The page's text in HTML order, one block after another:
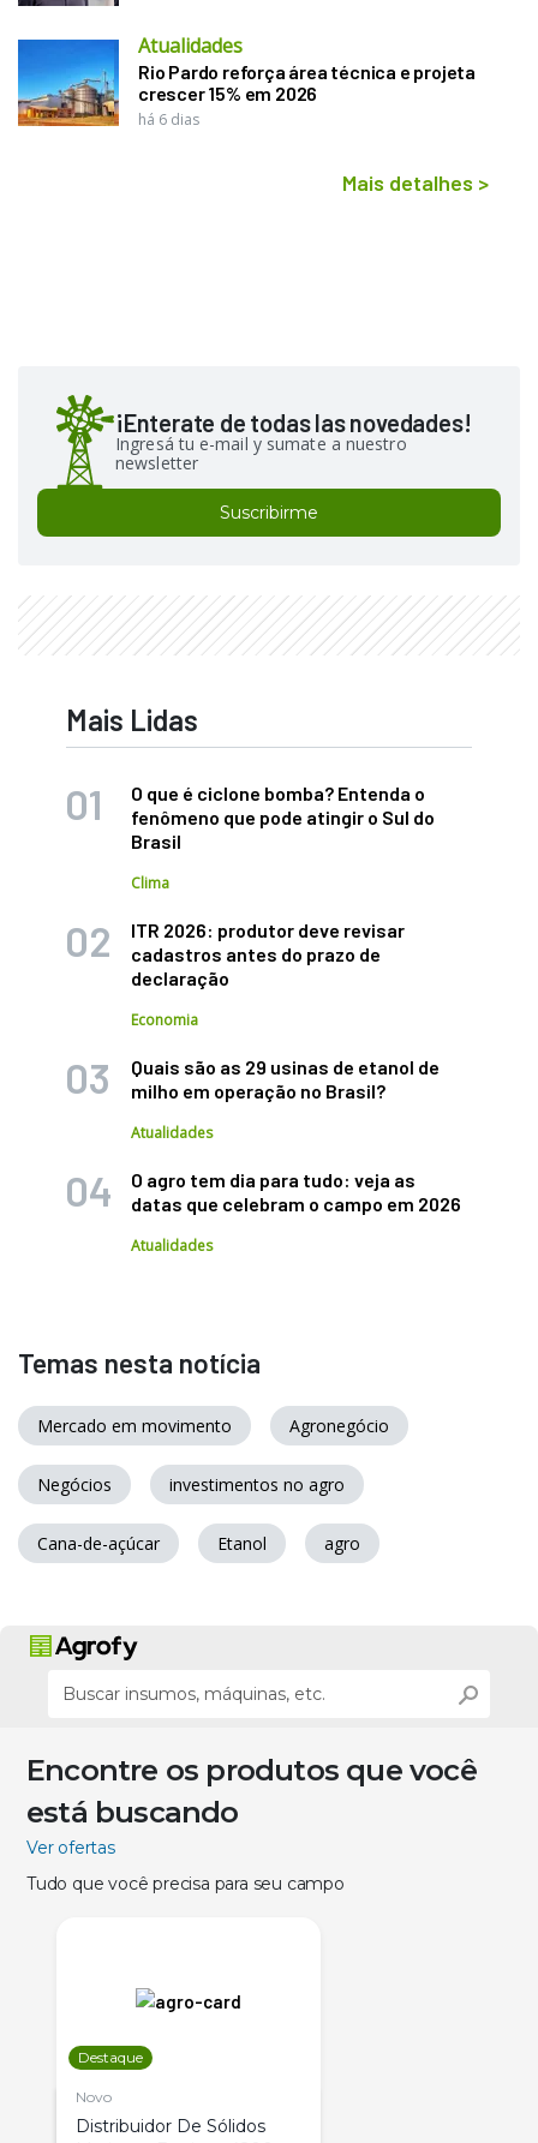
Atualidades
Rio Pardo reforça área técnica e projeta
crescer 15% em 2026
há 6 dias
Mais detalhes >
¡Enterate de todas las novedades!
Ingresá tu e-mail y sumate a nuestro
newsletter
Suscribirme
Mais Lidas
O que é ciclone bomba? Entenda o
fenômeno que pode atingir o Sul do
Brasil
Clima
ITR 2026: produtor deve revisar
cadastros antes do prazo de
declaração
Economia
Quais são as 29 usinas de etanol de
milho em operação no Brasil?
Atualidades
O agro tem dia para tudo: veja as
datas que celebram o campo em 2026
Atualidades
Temas nesta notícia
Mercado em movimento Agronegócio
Negócios investimentos no agro
Cana-de-açúcar Etanol agro
Encontre os produtos que você
está buscando
Ver ofertas
Tudo que você precisa para seu campo
Destaque
Novo
Distribuidor De Sólidos